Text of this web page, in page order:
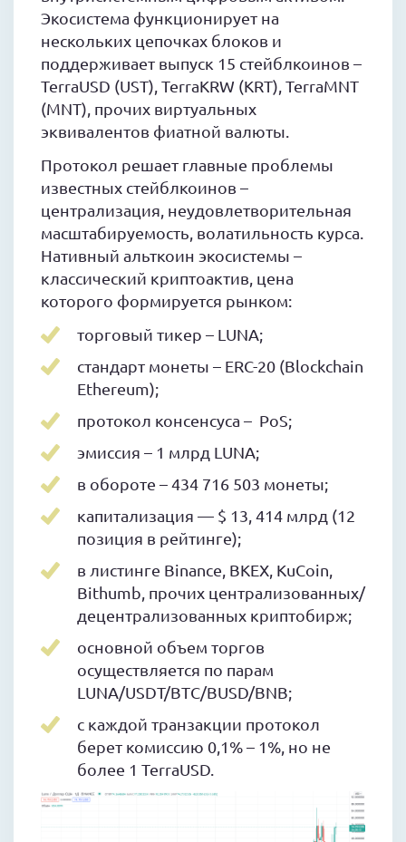
Экосистема функционирует на
нескольких цепочках блоков и
поддерживает выпуск 15 стейблкоинов –
TerraUSD (UST), TerraKRW (KRT), TerraMNT
(MNT), прочих виртуальных
эквивалентов фиатной валюты.
Протокол решает главные проблемы
известных стейблкоинов –
централизация, неудовлетворительная
масштабируемость, волатильность курса.
Нативный альткоин экосистемы –
классический криптоактив, цена
которого формируется рынком:
торговый тикер – LUNA;
стандарт монеты – ERC-20 (Blockchain
Ethereum);
протокол консенсуса – PoS;
эмиссия – 1 млрд LUNA;
в обороте – 434 716 503 монеты;
капитализация — $ 13, 414 млрд (12
позиция в рейтинге);
в листинге Binance, BKEX, KuCoin,
Bithumb, прочих централизованных/
децентрализованных криптобирж;
основной объем торгов
осуществляется по парам
LUNA/USDT/BTC/BUSD/BNB;
с каждой транзакции протокол
берет комиссию 0,1% – 1%, но не
более 1 TerraUSD.